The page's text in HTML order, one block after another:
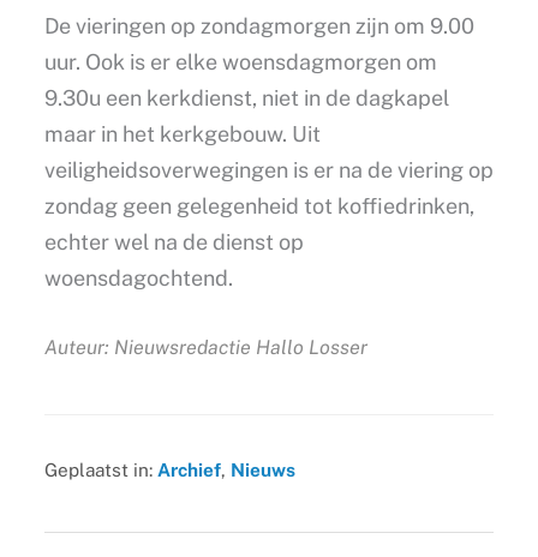
De vieringen op zondagmorgen zijn om 9.00
uur. Ook is er elke woensdagmorgen om
9.30u een kerkdienst, niet in de dagkapel
maar in het kerkgebouw. Uit
veiligheidsoverwegingen is er na de viering op
zondag geen gelegenheid tot koffiedrinken,
echter wel na de dienst op
woensdagochtend.
Auteur: Nieuwsredactie Hallo Losser
Geplaatst in: Archief, Nieuws